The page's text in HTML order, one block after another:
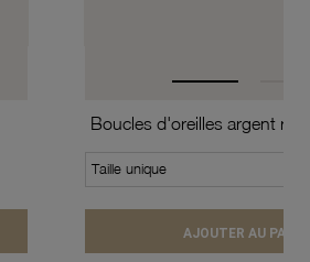
Taille unique
AJOUTER AU